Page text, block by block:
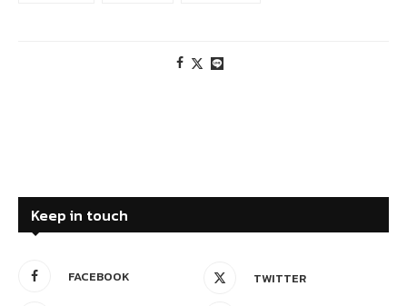
Keep in touch
FACEBOOK TWITTER